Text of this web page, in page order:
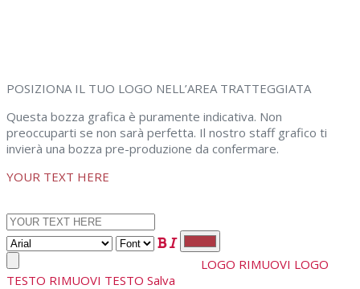
POSIZIONA IL TUO LOGO NELL’AREA TRATTEGGIATA
Questa bozza grafica è puramente indicativa. Non
preoccuparti se non sarà perfetta. Il nostro staff grafico ti
invierà una bozza pre-produzione da confermare.
YOUR TEXT HERE
LOGO RIMUOVI LOGO
TESTO RIMUOVI TESTO Salva